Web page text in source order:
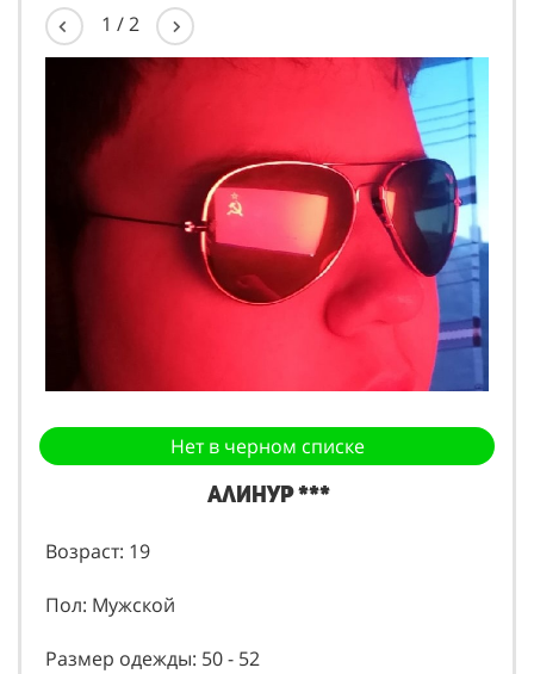
1 /2
Нет в черном списке
Алинур ***
Возраст: 19
Пол: Мужской
Размер одежды: 50 - 52